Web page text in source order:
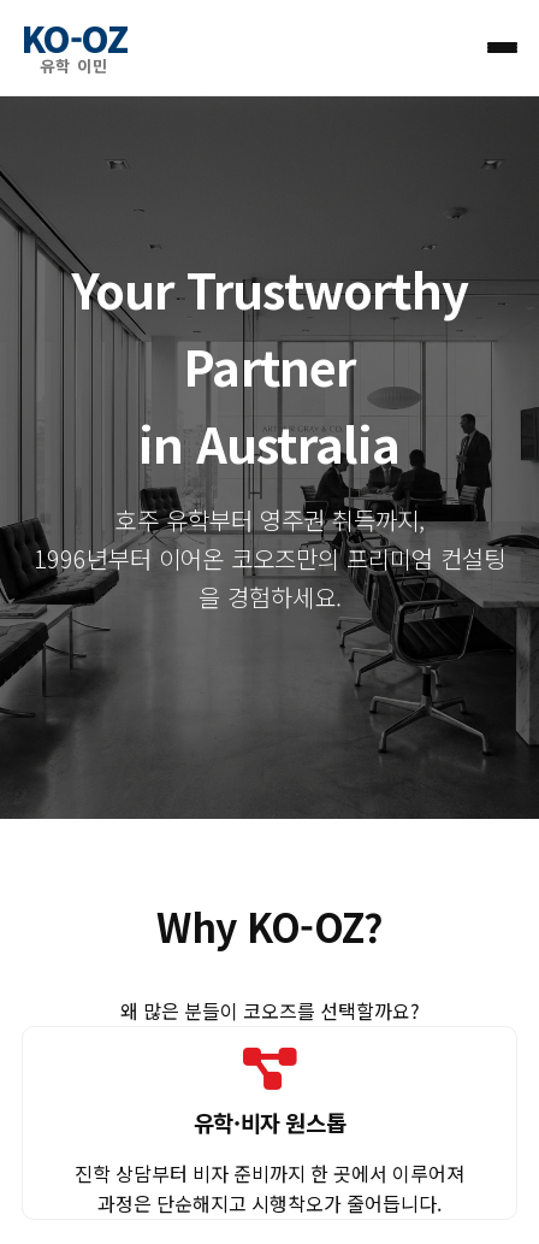
KO-OZ
유학 이민
Your Trustworthy
Partner
in Australia
호주 유학부터 영주권 취득까지,
1996년부터 이어온 코오즈만의 프리미엄 컨설팅
을 경험하세요.
Why KO-OZ?
왜 많은 분들이 코오즈를 선택할까요?
유학·비자 원스톱
진학 상담부터 비자 준비까지 한 곳에서 이루어져
과정은 단순해지고 시행착오가 줄어듭니다.